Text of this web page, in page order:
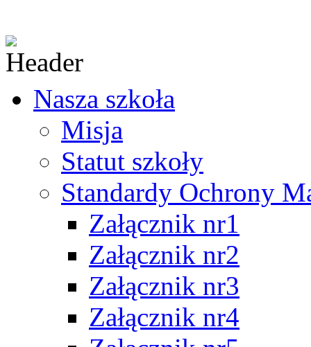
Nasza szkoła
Misja
Statut szkoły
Standardy Ochrony
Załącznik nr1
Załącznik nr2
Załącznik nr3
Załącznik nr4